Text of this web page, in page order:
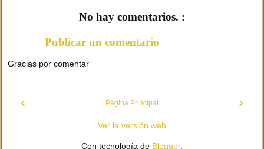
No hay comentarios. :
Publicar un comentario
Gracias por comentar
‹ ›
Página Principal
Ver la versión web
Con tecnología de Blogger.